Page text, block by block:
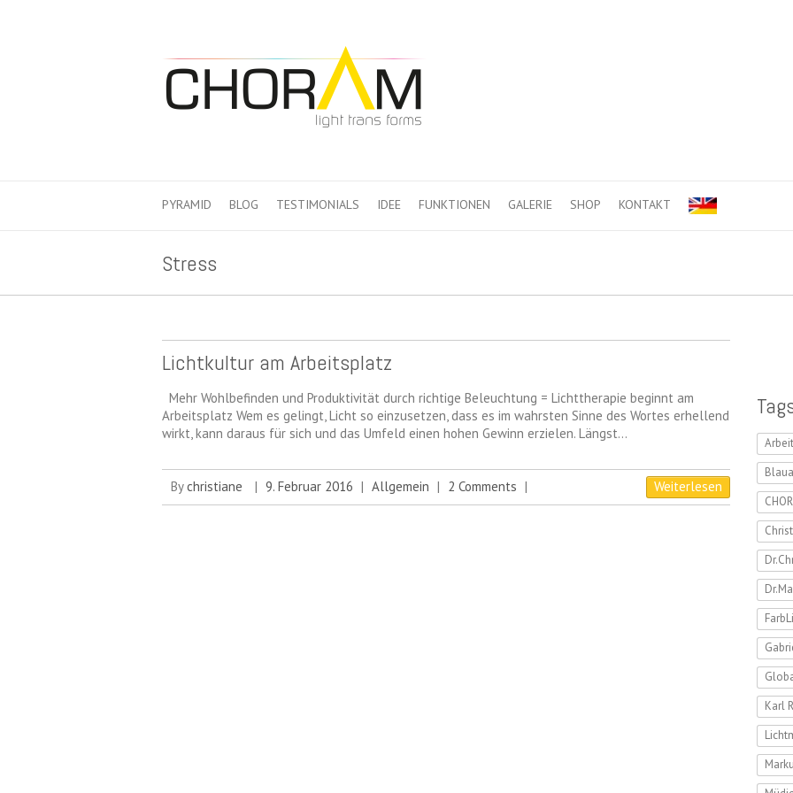
PYRAMID BLOG TESTIMONIALS IDEE FUNKTIONEN GALERIE SHOP KONTAKT
Stress
Lichtkultur am Arbeitsplatz
Mehr Wohlbefinden und Produktivität durch richtige Beleuchtung = Lichttherapie beginnt am
Arbeitsplatz Wem es gelingt, Licht so einzusetzen, dass es im wahrsten Sinne des Wortes erhellend
wirkt, kann daraus für sich und das Umfeld einen hohen Gewinn erzielen. Längst…
Bychristiane | 9. Februar 2016 | Allgemein | 2 Comments | Weiterlesen
Karl